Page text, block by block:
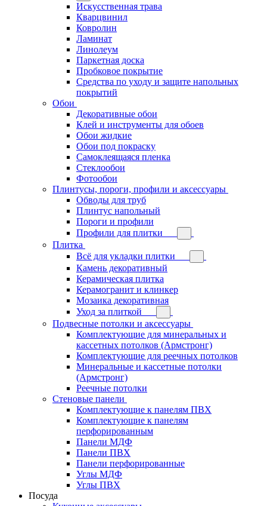
Искусственная трава
Кварцвинил
Ковролин
Ламинат
Линолеум
Паркетная доска
Пробковое покрытие
Средства по уходу и защите напольных
покрытий
Обои
Декоративные обои
Клей и инструменты для обоев
Обои жидкие
Обои под покраску
Самоклеящаяся пленка
Стеклообои
Фотообои
Плинтусы, пороги, профили и аксессуары
Обводы для труб
Плинтус напольный
Пороги и профили
Профили для плитки
Плитка
Всё для укладки плитки
Камень декоративный
Керамическая плитка
Керамогранит и клинкер
Мозаика декоративная
Уход за плиткой
Подвесные потолки и аксессуары
Комплектующие для минеральных и
кассетных потолков (Армстронг)
Комплектующие для реечных потолков
Минеральные и кассетные потолки
(Армстронг)
Реечные потолки
Стеновые панели
Комплектующие к панелям ПВХ
Комплектующие к панелям
перфорированным
Панели МДФ
Панели ПВХ
Панели перфорированные
Углы МДФ
Углы ПВХ
Посуда